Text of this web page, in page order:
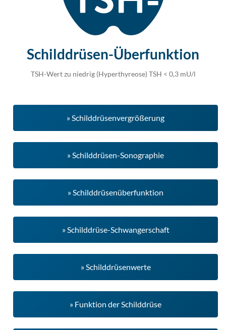
Schilddrüsen-Überfunktion
TSH-Wert zu niedrig (Hyperthyreose) TSH < 0,3 mU/l
» Schilddrüsenvergrößerung
» Schilddrüsen-Sonographie
» Schilddrüsenüberfunktion
» Schilddrüse-Schwangerschaft
» Schilddrüsenwerte
» Funktion der Schilddrüse